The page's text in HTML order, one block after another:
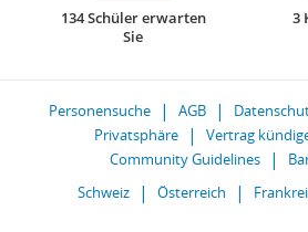
134 Schüler erwarten
Sie
3
Personensuche AGB
Privatsphäre
Vertrag
Community Guidelines
Schweiz
Österreich